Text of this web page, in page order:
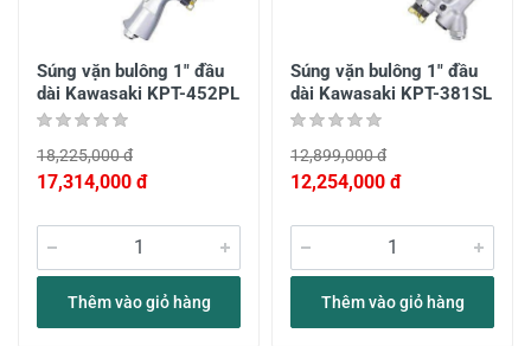
Súng vặn bulông 1" đầu
dài Kawasaki KPT-452PL
18,225,000 đ
17,314,000 đ
Thêm vào giỏ hàng
Súng vặn bulông 1" đầu
dài Kawasaki KPT-381SL
12,899,000 đ
12,254,000 đ
Thêm vào giỏ hàng